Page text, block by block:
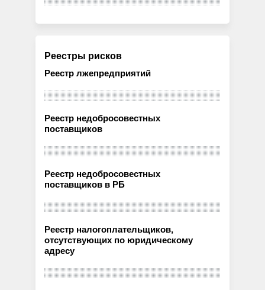
Реестры рисков
Реестр лжепредприятий
Реестр недобросовестных
поставщиков
Реестр недобросовестных
поставщиков в РБ
Реестр налогоплательщиков,
отсутствующих по юридическому
адресу